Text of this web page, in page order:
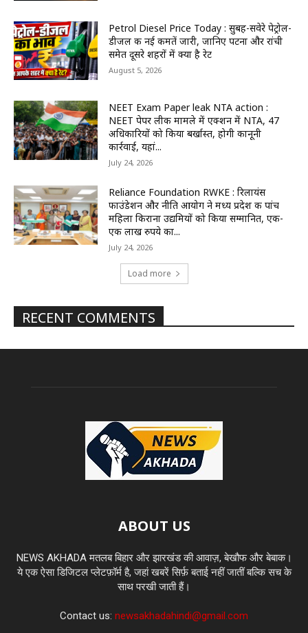
Petrol Diesel Price Today : सुबह-सवेरे पेट्रोल-
डीजल की नई कीमतें जारी, जानिए पटना और रांची
समेत दूसरे शहरों में क्या है रेट
August 5, 2026
NEET Exam Paper leak NTA action :
NEET पेपर लीक मामले में एक्शन में NTA, 47
अधिकारियों को किया बर्खास्त, होगी कानूनी
कार्रवाई, यहां...
July 24, 2026
Reliance Foundation RWKE : रिलायंस
फाउंडेशन और नीति आयोग ने मध्य प्रदेश की पांच
महिला किराना उद्यमियों को किया सम्मानित, एक-
एक लाख रुपये का...
July 24, 2026
Load more
RECENT COMMENTS
ABOUT US
NEWS AKHADA मतलब बिहार और झारखंड की आवाज़, बेखौफ और बेबाक।
ये एक ऐसा डिजिटल प्लेटफ़ॉर्म है, जहां खबरें सिर्फ़ बताई नहीं जातीं बल्कि सच के
साथ परखी जाती हैं।
Contact us: newsakhadahindi@gmail.com